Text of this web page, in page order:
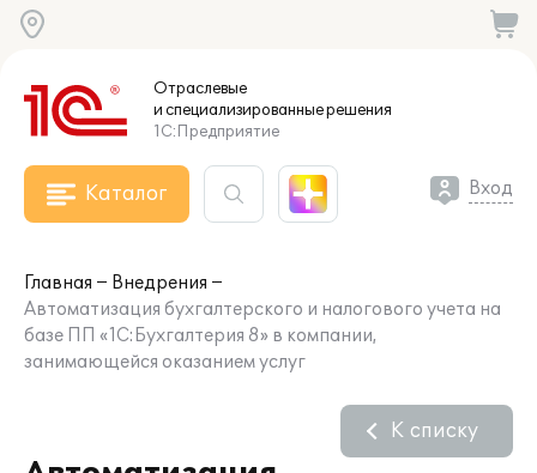
Отраслевые
и специализированныерешения
1С:Предприятие
Каталог Вход
Главная
Внедрения
Автоматизация бухгалтерского и налогового учета на
базе ПП «1С:Бухгалтерия 8» в компании,
занимающейся оказанием услуг
К списку